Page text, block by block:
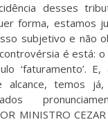
desses
forma, estamos
subjetivo e não
é está: o
‘faturamento’.
alcance, temos
MINISTRO